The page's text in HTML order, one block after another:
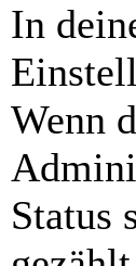
In
Wenn
Status